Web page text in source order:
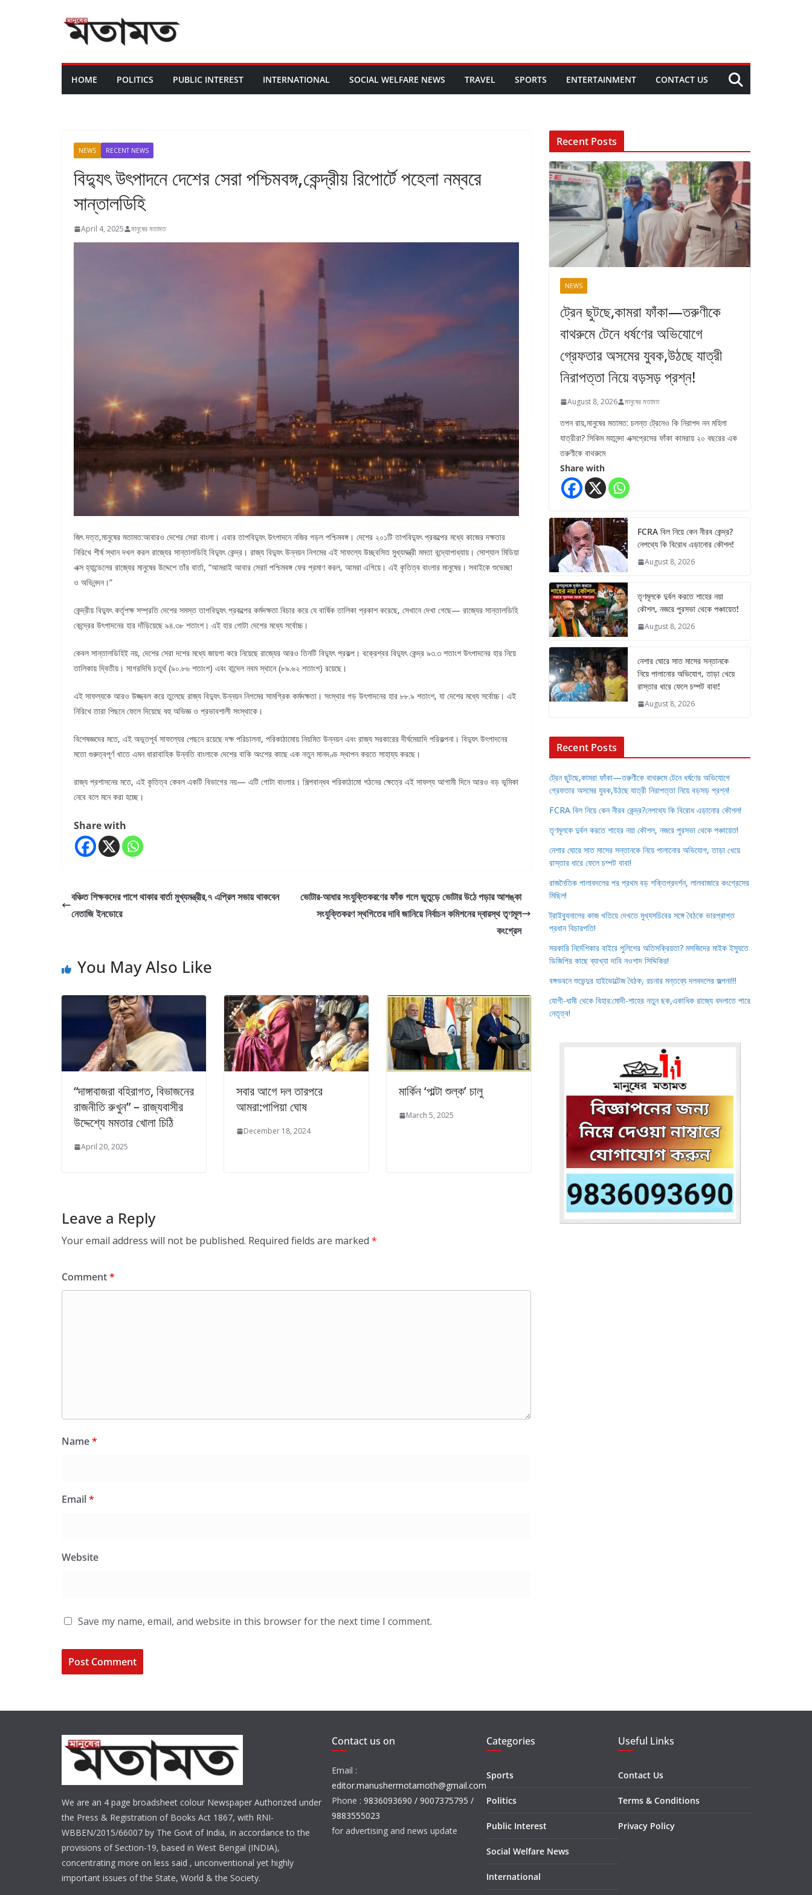
HOME POLITICS PUBLIC INTEREST INTERNATIONAL SOCIAL WELFARE NEWS TRAVEL SPORTS ENTERTAINMENT CONTACT US
NEWS RECENT NEWS
বিদ্যুৎ উৎপাদনে দেশের সেরা পশ্চিমবঙ্গ,কেন্দ্রীয় রিপোর্টে পহেলা নম্বরে
সান্তালডিহি
April 4, 2025 মানুষের মতামত
জিৎ দত্ত,মানুষের মতামত:আবারও দেশের সেরা বাংলা। এবার তাপবিদ্যুৎ উৎপাদনে নজির গড়ল পশ্চিমবঙ্গ। দেশের ২০১টি তাপবিদ্যুৎ প্রকল্পের মধ্যে কাজের দক্ষতার
নিরিখে শীর্ষ স্থান দখল করল রাজ্যের সান্তালডিহি বিদ্যুৎ কেন্দ্র। রাজ্য বিদ্যুৎ উন্নয়ন নিগমের এই সাফল্যে উচ্ছ্বসিত মুখ্যমন্ত্রী মমতা বন্দ্যোপাধ্যায়। সোশ্যাল মিডিয়া
এক্স হ্যান্ডেলের রাজ্যের মানুষের উদ্দেশে তাঁর বার্তা, “আমরাই আবার সেরা! পশ্চিমবঙ্গ ফের প্রমাণ করল, আমরা এগিয়ে। এই কৃতিত্ব বাংলার মানুষের। সবাইকে শুভেচ্ছা
ও অভিনন্দন।”
কেন্দ্রীয় বিদ্যুৎ কর্তৃপক্ষ সম্প্রতি দেশের সমস্ত তাপবিদ্যুৎ প্রকল্পের কর্মদক্ষতা বিচার করে যে বার্ষিক তালিকা প্রকাশ করেছে, সেখানে দেখা গেছে— রাজ্যের সান্তালডিহি
কেন্দ্রের উৎপাদনের হার দাঁড়িয়েছে ৯৪.৩৮ শতাংশ। এই হার গোটা দেশের মধ্যে সর্বোচ্চ।
কেবল সান্তালডিহিই নয়, দেশের সেরা দশের মধ্যে জায়গা করে নিয়েছে রাজ্যের আরও তিনটি বিদ্যুৎ প্রকল্প। বক্রেশ্বর বিদ্যুৎ কেন্দ্র ৯৩.৩ শতাংশ উৎপাদনের হার নিয়ে
তালিকায় দ্বিতীয়। সাগরদিঘি চতুর্থ (৯০.৮৬ শতাংশ) এবং বান্দেল নবম স্থানে (৮৯.৬২ শতাংশ) রয়েছে।
এই সাফল্যকে আরও উজ্জ্বল করে তুলেছে রাজ্য বিদ্যুৎ উন্নয়ন নিগমের সামগ্রিক কর্মদক্ষতা। সংস্থার গড় উৎপাদনের হার ৮৮.৯ শতাংশ, যা দেশের মধ্যে সর্বোচ্চ। এই
নিরিখে তারা পিছনে ফেলে দিয়েছে বহু অভিজ্ঞ ও প্রভাবশালী সংস্থাকে।
বিশেষজ্ঞদের মতে, এই অভূতপূর্ব সাফল্যের পেছনে রয়েছে দক্ষ পরিচালনা, পরিকাঠামোয় নিয়মিত উন্নয়ন এবং রাজ্য সরকারের দীর্ঘমেয়াদি পরিকল্পনা। বিদ্যুৎ উৎপাদনের
মতো গুরুত্বপূর্ণ খাতে এমন ধারাবাহিক উন্নতি বাংলাকে দেশের বাকি অংশের কাছে এক নতুন মানদণ্ড স্থাপন করতে সাহায্য করছে।
রাজ্য প্রশাসনের মতে, এই কৃতিত্ব কেবল একটি বিভাগের নয়— এটি গোটা বাংলার। শিল্পবান্ধব পরিকাঠামো গঠনের ক্ষেত্রে এই সাফল্য আগামী দিনে আরও বড় ভূমিকা
নেবে বলে মনে করা হচ্ছে।
Share with
বঞ্চিত শিক্ষকদের পাশে থাকার বার্তা মুখ্যমন্ত্রীর,৭ এপ্রিল সভায় থাকবেন
নেতাজি ইনডোরে
ভোটার-আধার সংযুক্তিকরণের ফাঁক গলে ভুতুড়ে ভোটার উঠে পড়ার আশঙ্কা
সংযুক্তিকরণ স্থগিতের দাবি জানিয়ে নির্বাচন কমিশনের দ্বারস্থ তৃণমূল
কংগ্রেস
You May Also Like
“দাঙ্গাবাজরা বহিরাগত, বিভাজনের
রাজনীতি রুখুন” – রাজ্যবাসীর
উদ্দেশ্যে মমতার খোলা চিঠি
April 20, 2025
সবার আগে দল তারপরে
আমরা:পাপিয়া ঘোষ
December 18, 2024
মার্কিন ‘পাল্টা শুল্ক’ চালু
March 5, 2025
Leave a Reply
Your email address will not be published. Required fields are marked *
Comment*
Name*
Email*
Website
Save my name, email, and website in this browser for the next time I comment.
Recent Posts
NEWS
ট্রেন ছুটছে,কামরা ফাঁকা—তরুণীকে
বাথরুমে টেনে ধর্ষণের অভিযোগে
গ্রেফতার অসমের যুবক,উঠছে যাত্রী
নিরাপত্তা নিয়ে বড়সড় প্রশ্ন!
August 8, 2026 মানুষের মতামত
তপন রায়,মানুষের মতামত: চলন্ত ট্রেনেও কি নিরাপদ নন মহিলা
যাত্রীরা? সিকিম মহানন্দা এক্সপ্রেসের ফাঁকা কামরায় ২০ বছরের এক
তরুণীকে বাথরুমে
Share with
FCRA বিল নিয়ে কেন নীরব কেন্দ্র?
নেপথ্যে কি বিরোধ এড়ানোর কৌশল!
August 8, 2026
তৃণমূলকে দুর্বল করতে শাহের নয়া
কৌশল, নজরে পুরসভা থেকে পঞ্চায়েত!
August 8, 2026
নেশার ঘোরে সাত মাসের সন্তানকে
নিয়ে পালানোর অভিযোগ, তাড়া খেয়ে
রাস্তার ধারে ফেলে চম্পট বাবা!
August 8, 2026
Recent Posts
ট্রেন ছুটছে,কামরা ফাঁকা—তরুণীকে বাথরুমে টেনে ধর্ষণের অভিযোগে
গ্রেফতার অসমের যুবক,উঠছে যাত্রী নিরাপত্তা নিয়ে বড়সড় প্রশ্ন!
FCRA বিল নিয়ে কেন নীরব কেন্দ্র?নেপথ্যে কি বিরোধ এড়ানোর কৌশল!
তৃণমূলকে দুর্বল করতে শাহের নয়া কৌশল, নজরে পুরসভা থেকে পঞ্চায়েত!
নেশার ঘোরে সাত মাসের সন্তানকে নিয়ে পালানোর অভিযোগ, তাড়া খেয়ে
রাস্তার ধারে ফেলে চম্পট বাবা!
রাজনৈতিক পালাবদলের পর প্রথম বড় শক্তিপ্রদর্শন, লালবাজারে কংগ্রেসের
মিছিল!
ট্রাইব্যুনালের কাজ খতিয়ে দেখতে মুখ্যসচিবের সঙ্গে বৈঠকে ভারপ্রাপ্ত
প্রধান বিচারপতি!
সরকারি নির্দেশিকার বাইরে পুলিশের অতিসক্রিয়তা? মসজিদের মাইক ইস্যুতে
ডিজিপির কাছে ব্যাখ্যা দাবি নওশাদ সিদ্দিকির!
বঙ্গভবনে শুভেন্দুর হাইভোল্টেজ বৈঠক, রচনার মন্তব্যে দলবদলের জল্পনা!!!
যোগী-ধামী থেকে বিহার:মোদী-শাহের নতুন ছক,একাধিক রাজ্যে বদলাতে পারে
নেতৃত্ব!
We are an 4 page broadsheet colour Newspaper Authorized under
the Press & Registration of Books Act 1867, with RNI-
WBBEN/2015/66007 by The Govt of India, in accordance to the
provisions of Section-19, based in West Bengal (INDIA),
concentrating more on less said , unconventional yet highly
important issues of the State, World & the Society.
Contact us on
Email :
editor.manushermotamoth@gmail.com
Phone : 9836093690 / 9007375795 /
9883555023
for advertising and news update
Categories
Sports
Politics
Public Interest
Social Welfare News
International
Useful Links
Contact Us
Terms & Conditions
Privacy Policy